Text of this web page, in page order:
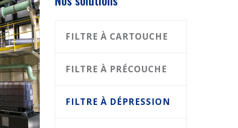
FILTRE À CARTOUCHE
FILTRE À PRÉCOUCHE
FILTRE À DÉPRESSION